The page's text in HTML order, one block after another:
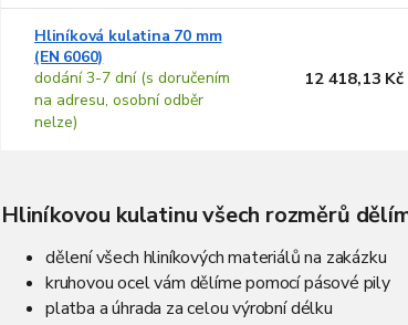
Hliníková kulatina 70 mm
(EN 6060)
dodání 3-7 dní (s doručením
na adresu, osobní odběr
nelze)
12 418,13 Kč
Hliníkovou kulatinu všech rozměrů
dělení všech hliníkových materiálů na zakázku
kruhovou ocel vám dělíme pomocí pásové pily
platba a úhrada za celou výrobní délku